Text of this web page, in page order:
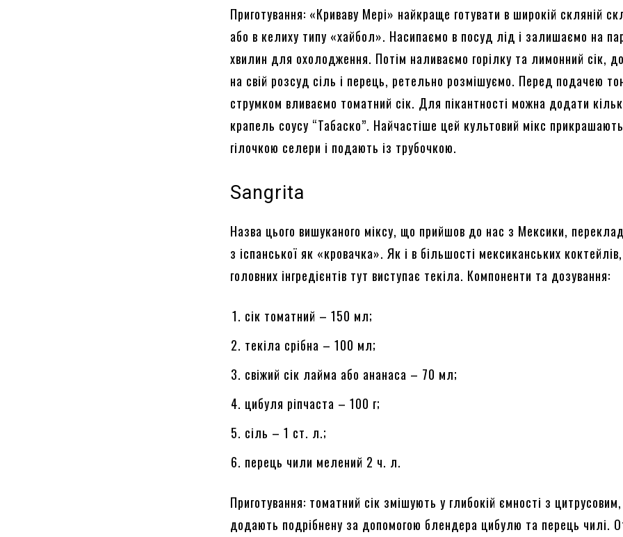
Приготування: «Криваву Мері» найкраще готувати в широкій скляній
або в келиху типу «хайбол». Насипаємо в посуд лід і залишаємо на
хвилин для охолодження. Потім наливаємо горілку та лимонний сік,
на свій розсуд сіль і перець, ретельно розмішуємо. Перед подачею
струмком вливаємо томатний сік. Для пікантності можна додати
крапель соусу “Табаско”. Найчастіше цей культовий мікс прикрашають
гілочкою селери і подають із трубочкою.
Sangrita
Назва цього вишуканого міксу, що прийшов до нас з Мексики,
з іспанської як «кровачка». Як і в більшості мексиканських
головних інгредієнтів тут виступає текіла. Компоненти та дозування:
сік томатний – 150 мл;
текіла срібна – 100 мл;
свіжий сік лайма або ананаса – 70 мл;
цибуля ріпчаста – 100 г;
сіль – 1 ст. л.;
перець чили мелений 2 ч. л.
Приготування: томатний сік змішують у глибокій ємності з
додають подрібнену за допомогою блендера цибулю та перець чилі.